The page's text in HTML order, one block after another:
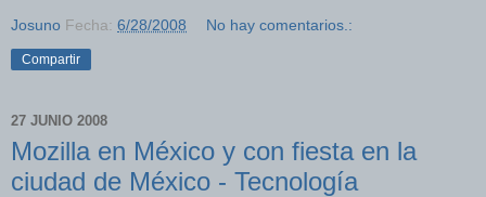
Josuno Fecha: 6/28/2008 No hay comentarios.:
Compartir
27 JUNIO 2008
Mozilla en México y con fiesta en la
ciudad de México - Tecnología